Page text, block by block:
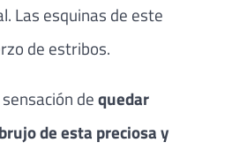
Las esquinas de este
de estribos.
dequedar
de esta preciosa y